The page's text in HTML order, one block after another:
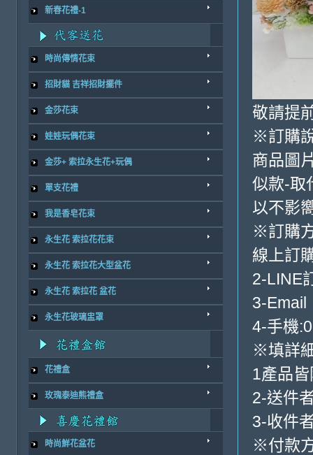
新春花禮-1
時尚傳情花束
招財貓 吉祥招財擺件
金莎花束
娃娃玩偶花束
金莎+ 索拉永生花+玩偶
單支花禮
我是香皂花束
永生花 索拉花花束
永生花 索拉花大型盆花
永生花 索拉花 盆花
永生花玻璃盅罩
花禮盒
玫瑰泰迪熊禮盒
時尚鮮花盆花
敬請提
※訂購
商品圖
似款-取
以不影
※訂購
線上訂
2-LINE
3-Email
4-手機
※填詳
1產品
2-送件
3-收件
※付款